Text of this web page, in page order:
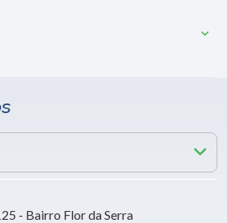
- Bairro Flor da Serra